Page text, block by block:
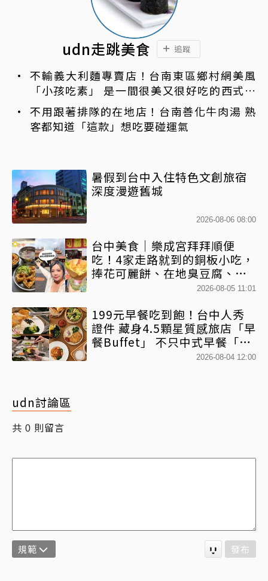
udn走跳美食 追蹤
不輸義大利麵專賣店！台南東區鄉村網美風
「小孩吃素」 是一間很美又很好吃的西式素
食
不用跟著排隊的在地店！台南善化牛肉湯 熟
客都知道「這款」想吃要碰運氣
暑假到台中入住特色文創旅宿
深度漫遊舊城
2026-08-06 08:00
台中美食｜樂成宮拜拜順便
吃！4家走路就到的銅板小吃，
捧花可麗餅、在地臭豆腐、烤
2026-08-05 11:01
199元早餐吃到飽！台中人秀
證件 藏身4.5顆星質感旅店「早
餐Buffet」 不只中式早餐「酥
炸豬排、韓式拌飯」全吃得到
2026-08-04 12:00
udn討論區
共 0 則留言
規範 發布